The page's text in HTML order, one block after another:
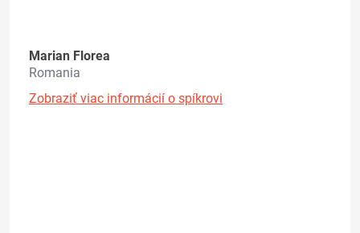
Marian Florea
Romania
Zobraziť viac informácií o spíkrovi